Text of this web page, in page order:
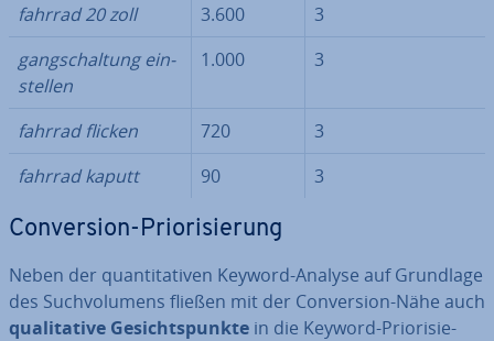
fahrrad 20 zoll
3.600
3
gang­schal­tung ein­
stel­len
1.000 3
fahrrad flicken 720
3
fahrrad kaputt
90 3
Con­ver­si­on-Prio­ri­sie­rung
Neben der quan­ti­ta­ti­ven Keyword-Analyse auf Grundlage
des Such­vo­lu­mens fließen mit der Con­ver­si­on-Nähe auch
qua­li­ta­ti­ve Ge­sichts­punk­te in die Keyword-Prio­ri­sie­